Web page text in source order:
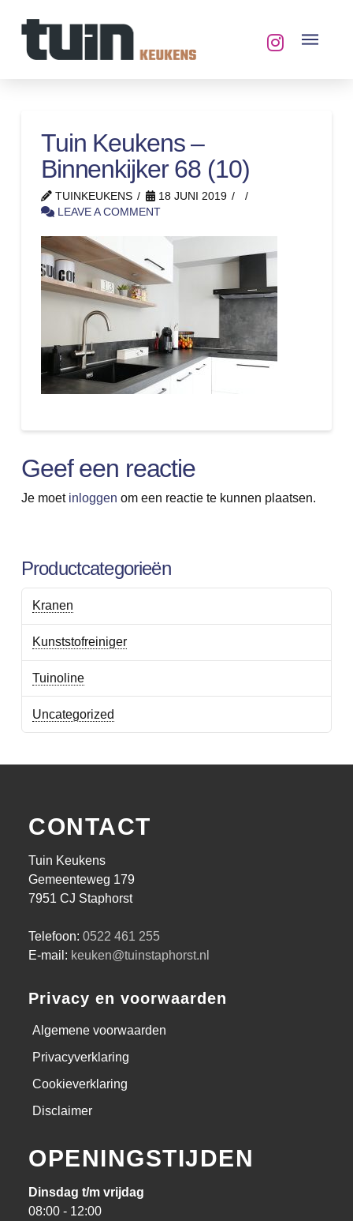
Tuin Keukens –
Binnenkijker 68 (10)
TUINKEUKENS
18 JUNI 2019
LEAVE A COMMENT
Geef een reactie
Je moet inloggen om een reactie te kunnen plaatsen.
Productcategorieën
Kranen
Kunststofreiniger
Tuinoline
Uncategorized
CONTACT
Tuin Keukens
Gemeenteweg 179
7951 CJ Staphorst
Telefoon: 0522 461 255
E-mail: keuken@tuinstaphorst.nl
Privacy en voorwaarden
Algemene voorwaarden
Privacyverklaring
Cookieverklaring
Disclaimer
OPENINGSTIJDEN
Dinsdag t/m vrijdag
08:00 - 12:00